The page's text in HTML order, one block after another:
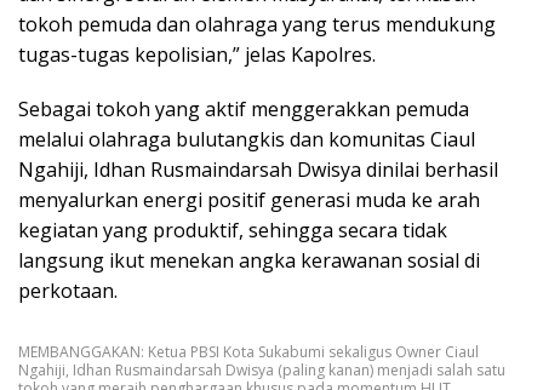
tokoh pemuda dan olahraga yang terus mendukung
tugas-tugas kepolisian,” jelas Kapolres.
Sebagai tokoh yang aktif menggerakkan pemuda
melalui olahraga bulutangkis dan komunitas Ciaul
Ngahiji, Idhan Rusmaindarsah Dwisya dinilai berhasil
menyalurkan energi positif generasi muda ke arah
kegiatan yang produktif, sehingga secara tidak
langsung ikut menekan angka kerawanan sosial di
perkotaan.
MEMBANGGAKAN: Ketua PBSI Kota Sukabumi sekaligus Owner Ciaul
Ngahiji, Idhan Rusmaindarsah Dwisya (paling kanan) menjadi salah satu